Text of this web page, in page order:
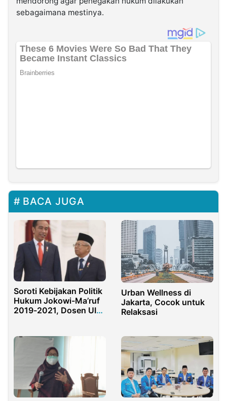
sebagaimana mestinya.
BACA JUGA
Soroti Kebijakan Politik
Hukum Jokowi-Ma’ruf
2019-2021, Dosen UIN
Urban Wellness di
Jakarta, Cocok untuk
Relaksasi